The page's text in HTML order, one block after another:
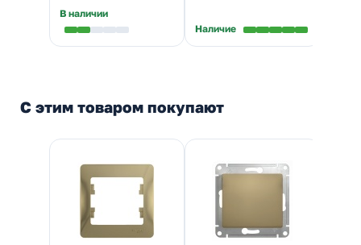
В наличии
Наличие
С этим товаром покупают